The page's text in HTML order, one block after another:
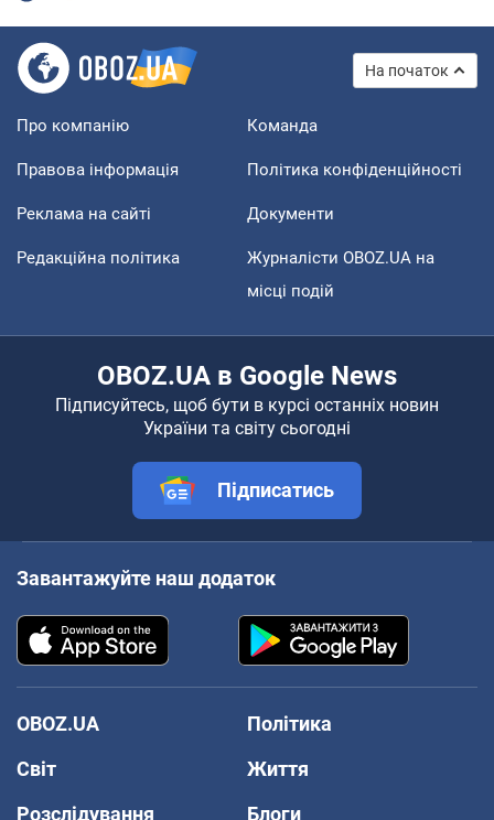
На початок
Про компанію Команда
Правова інформація Політика конфіденційності
Реклама на сайті Документи
Редакційна політика
Журналісти OBOZ.UA на
місці подій
OBOZ.UA в Google News
Підписуйтесь, щоб бути в курсі останніх новин
України та світу сьогодні
Підписатись
Завантажуйте наш додаток
OBOZ.UA
Політика
Світ
Життя
Розслідування
Блоги